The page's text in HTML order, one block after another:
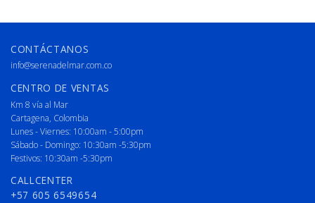
CONTÁCTANOS
info@serenadelmar.com.co
CENTRO DE VENTAS
Km 8 vía al Mar
Cartagena, Colombia
Lunes - Viernes: 10:00am - 5:00pm
Sábado - Domingo: 10:30am -5:30pm
Festivos: 10:30am -5:30pm
CALLCENTER
+57 605 6549654